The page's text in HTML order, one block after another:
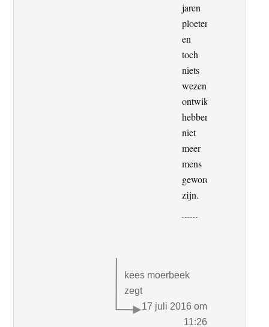
jaren
ploeteren
en
toch
niets
wezenlijks
ontwikkeld
hebben,
niet
meer
mens
geworden
zijn.
kees moerbeek
zegt
17 juli 2016 om
11:26